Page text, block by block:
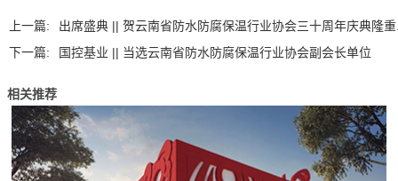
上一篇:
出席盛典 || 贺云南省防水防腐保温行业协会三十周年庆典隆
下一篇:
国控基业 || 当选云南省防水防腐保温行业协会副会长单位
相关推荐